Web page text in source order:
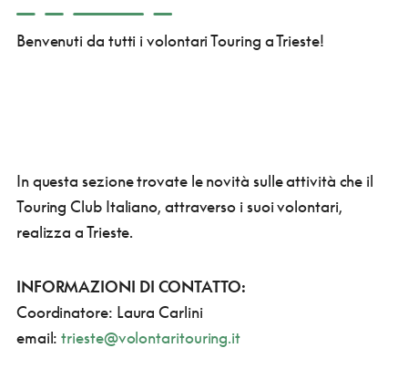
Benvenuti da tutti i volontari Touring a Trieste!
In questa sezione trovate le novità sulle attività che il
Touring Club Italiano, attraverso i suoi volontari,
realizza a Trieste.
INFORMAZIONI DI CONTATTO:
Coordinatore: Laura Carlini
email:trieste@volontaritouring.it